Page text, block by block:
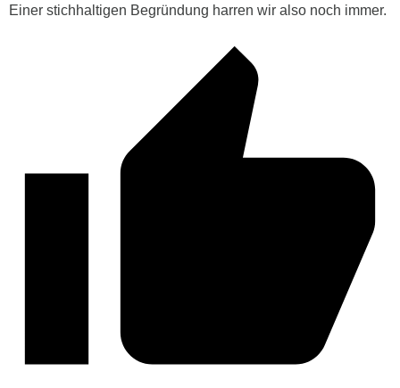
Einer stichhaltigen Begründung harren wir also noch immer.